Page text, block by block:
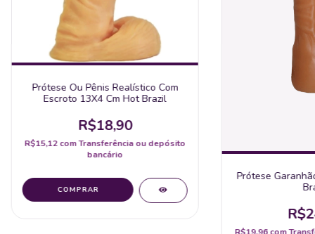
Prótese Ou Pênis Realístico Com
Escroto 13X4 Cm Hot Brazil
R$18,90
R$15,12comTransferência ou depósito
bancário
Prótese
R$19,96com